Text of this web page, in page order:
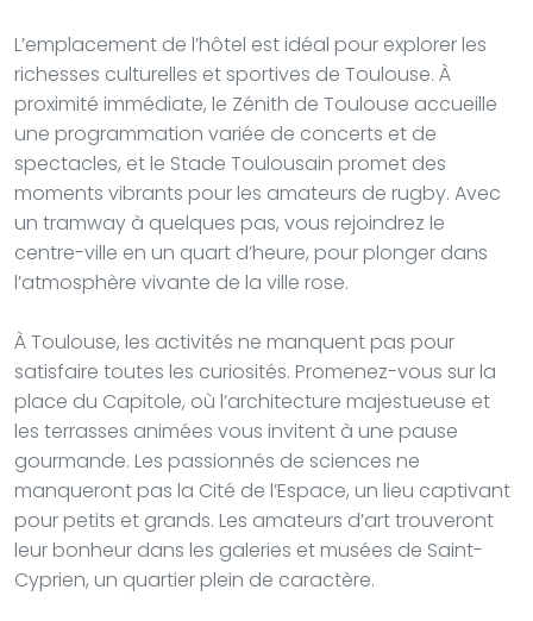
L’emplacement de l’hôtel est idéal pour explorer les
richesses culturelles et sportives de Toulouse. À
proximité immédiate, le Zénith de Toulouse accueille
une programmation variée de concerts et de
spectacles, et le Stade Toulousain promet des
moments vibrants pour les amateurs de rugby. Avec
un tramway à quelques pas, vous rejoindrez le
centre-ville en un quart d’heure, pour plonger dans
l’atmosphère vivante de la ville rose.
À Toulouse, les activités ne manquent pas pour
satisfaire toutes les curiosités. Promenez-vous sur la
place du Capitole, où l’architecture majestueuse et
les terrasses animées vous invitent à une pause
gourmande. Les passionnés de sciences ne
manqueront pas la Cité de l’Espace, un lieu captivant
pour petits et grands. Les amateurs d’art trouveront
leur bonheur dans les galeries et musées de Saint-
Cyprien, un quartier plein de caractère.